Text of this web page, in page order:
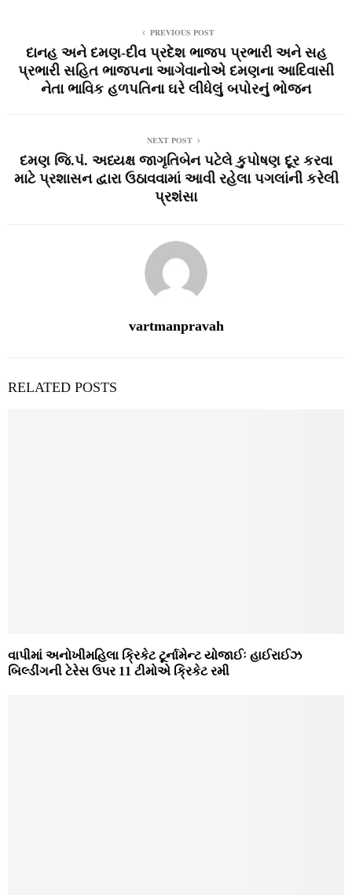
PREVIOUS POST
દાનહ અને દમણ-દીવ પ્રદેશ ભાજપ પ્રભારી અને સહ
પ્રભારી સહિત ભાજપના આગેવાનોએ દમણના આદિવાસી
નેતા ભાવિક હળપતિના ઘરે લીધેલું બપોરનું ભોજન
NEXT POST
દમણ જિ.પં. અધ્‍યક્ષ જાગૃતિબેન પટેલે કુપોષણ દૂર કરવા
માટે પ્રશાસન દ્વારા ઉઠાવવામાં આવી રહેલા પગલાંની કરેલી
પ્રશંસા
vartmanpravah
RELATED POSTS
વાપીમાં અનોખીમહિલા ક્રિકેટ ટૂર્નામેન્‍ટ યોજાઈઃ હાઈરાઈઝ
બિલ્‍ડીંગની ટેરેસ ઉપર 11 ટીમોએ ક્રિકેટ રમી